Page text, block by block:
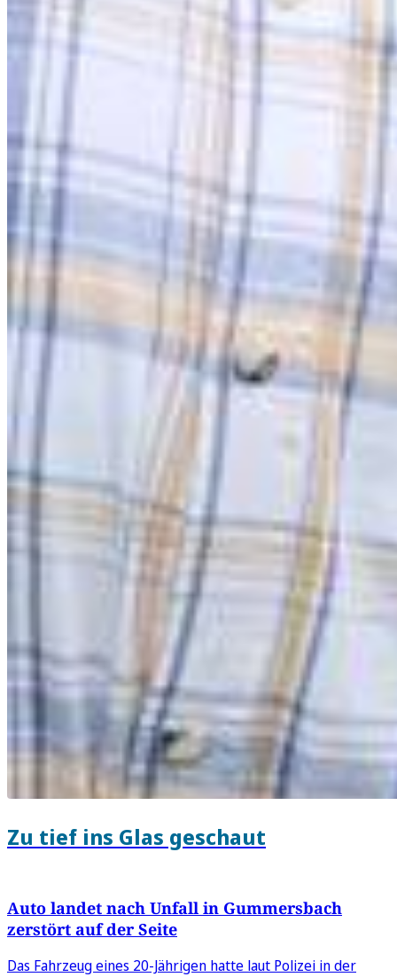
Zu tief ins Glas geschaut
Auto landet nach Unfall in Gummersbach
zerstört auf der Seite
Das Fahrzeug eines 20-Jährigen hatte laut Polizei in der